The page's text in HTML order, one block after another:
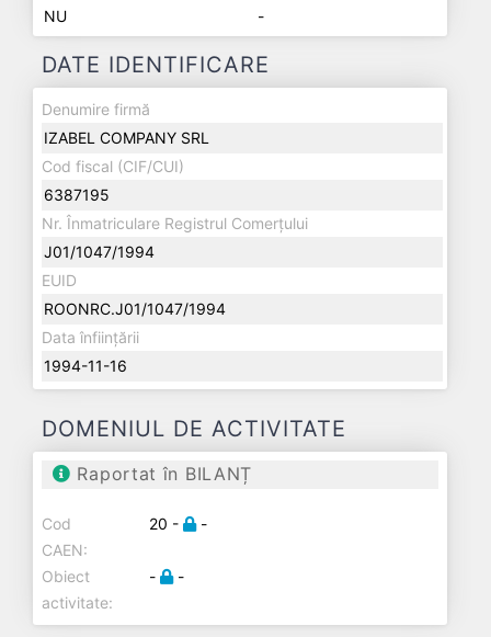
NU
-
DATE IDENTIFICARE
Denumire firmă
IZABEL COMPANY SRL
Cod fiscal (CIF/CUI)
6387195
Nr. Înmatriculare Registrul Comerțului
J01/1047/1994
EUID
ROONRC.J01/1047/1994
Data înființării
1994-11-16
DOMENIUL DE ACTIVITATE
Raportat în BILANȚ
Cod
CAEN:
20 - -
Obiect
activitate:
- -